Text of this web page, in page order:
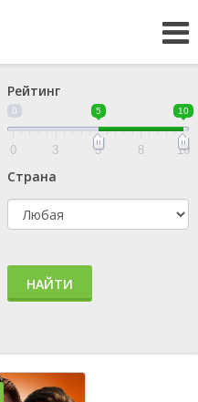
Рейтинг
0 5 10
0 3 5 8 10
Страна
НАЙТИ